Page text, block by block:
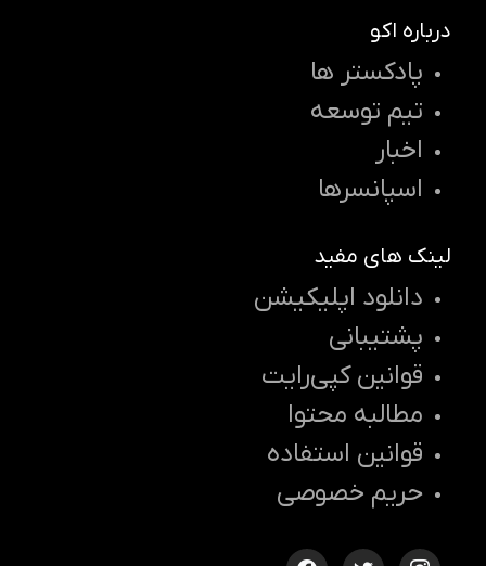
درباره اکو
پادکستر ها
تیم توسعه
اخبار
اسپانسرها
لینک های مفید
دانلود اپلیکیشن
پشتیبانی
قوانین کپی‌رایت
مطالبه محتوا
قوانین استفاده
حریم خصوصی